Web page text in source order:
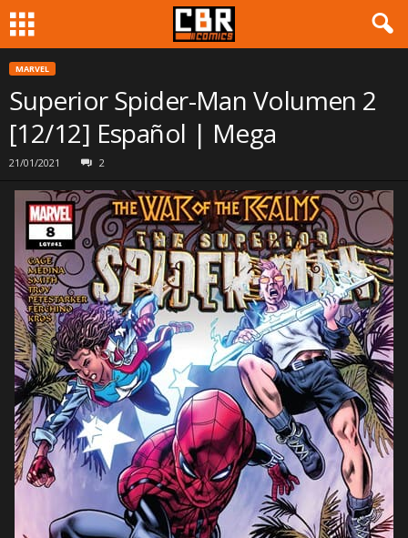
MARVEL
Superior Spider-Man Volumen 2
[12/12] Español | Mega
21/01/2021 2